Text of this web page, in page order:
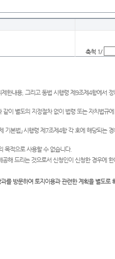
축척 1/
제한내용, 그리고 동법 시행령 제9조제4항에서
같이 별도의 지정절차 없이 법령 또는 자치법규
기본법」 시행령 제7조제4항 각 호에 해당되는
목적으로 사용할 수 없습니다.
해 드리는 것으로서 신청인이 신청한 경우에
를 방문하여 토지이용과 관련한 계획을 별도로